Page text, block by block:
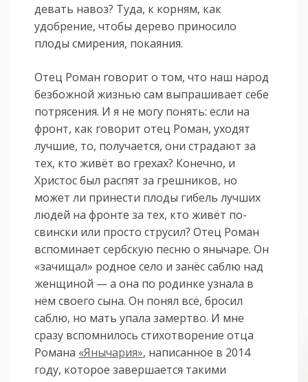
девать навоз? Туда, к корням, как
удобрение, чтобы дерево приносило
плоды смирения, покаяния.
Отец Роман говорит о том, что наш народ
безбожной жизнью сам выпрашивает себе
потрясения. И я не могу понять: если на
фронт, как говорит отец Роман, уходят
лучшие, то, получается, они страдают за
тех, кто живёт во грехах? Конечно, и
Христос был распят за грешников, но
может ли принести плоды гибель лучших
людей на фронте за тех, кто живёт по-
свински или просто струсил? Отец Роман
вспоминает сербскую песню о янычаре. Он
«зачищал» родное село и занёс саблю над
женщиной — а она по родинке узнала в
нём своего сына. Он понял всё, бросил
саблю, но мать упала замертво. И мне
сразу вспомнилось стихотворение отца
Романа «Янычария», написанное в 2014
году, которое завершается такими